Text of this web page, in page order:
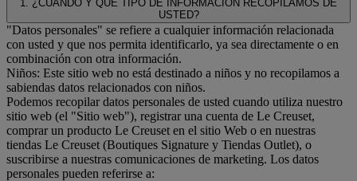
1. ¿CUÁNDO Y QUE TIPO DE INFORMACIÓN RECOPILAMOS DE
USTED?
"Datos personales" se refiere a cualquier información relacionada
con usted y que nos permita identificarlo, ya sea directamente o en
combinación con otra información.
Niños: Este sitio web no está destinado a niños y no recopilamos a
sabiendas datos relacionados con niños.
Podemos recopilar datos personales de usted cuando utiliza nuestro
sitio web (el "Sitio web"), registrar una cuenta de Le Creuset,
comprar un producto Le Creuset en el sitio Web o en nuestras
tiendas Le Creuset (Boutiques Signature y Tiendas Outlet), o
suscribirse a nuestras comunicaciones de marketing. Los datos
personales pueden referirse a: